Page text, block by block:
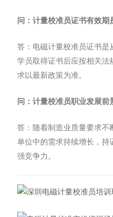
问：计量校准员证书有效期
答：电磁计量校准员证书是
学员取得证书后应按相关
求以最新政策为准。
问：计量校准员职业发展前
答：随着制造业质量要求
单位中的需求持续增长，
强竞争力。